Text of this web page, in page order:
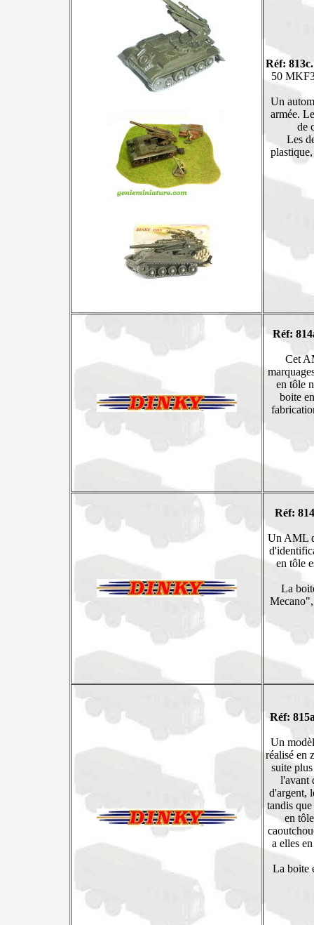
Réf: 813c.
50
Un
armée.
de
Les
Réf:
Cet
en tôle
boite
Réf:
Un AML
en tôle
La
Mecano",
Réf:
Un
réalisé en
suite
l'avant
d'argent,
tandis
en
a elles
La boite